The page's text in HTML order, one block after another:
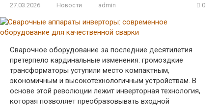
27.03.2026 Новости admin 0
Сварочное оборудование за последние десятилетия
претерпело кардинальные изменения: громоздкие
трансформаторы уступили место компактным,
экономичным и высокотехнологичным устройствам. В
основе этой революции лежит инверторная технология,
которая позволяет преобразовывать входной